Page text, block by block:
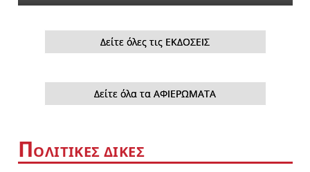
Δείτε όλες τις ΕΚΔΟΣΕΙΣ
Δείτε όλα τα ΑΦΙΕΡΩΜΑΤΑ
ΠΟΛΙΤΙΚΕΣ ΔΙΚΕΣ